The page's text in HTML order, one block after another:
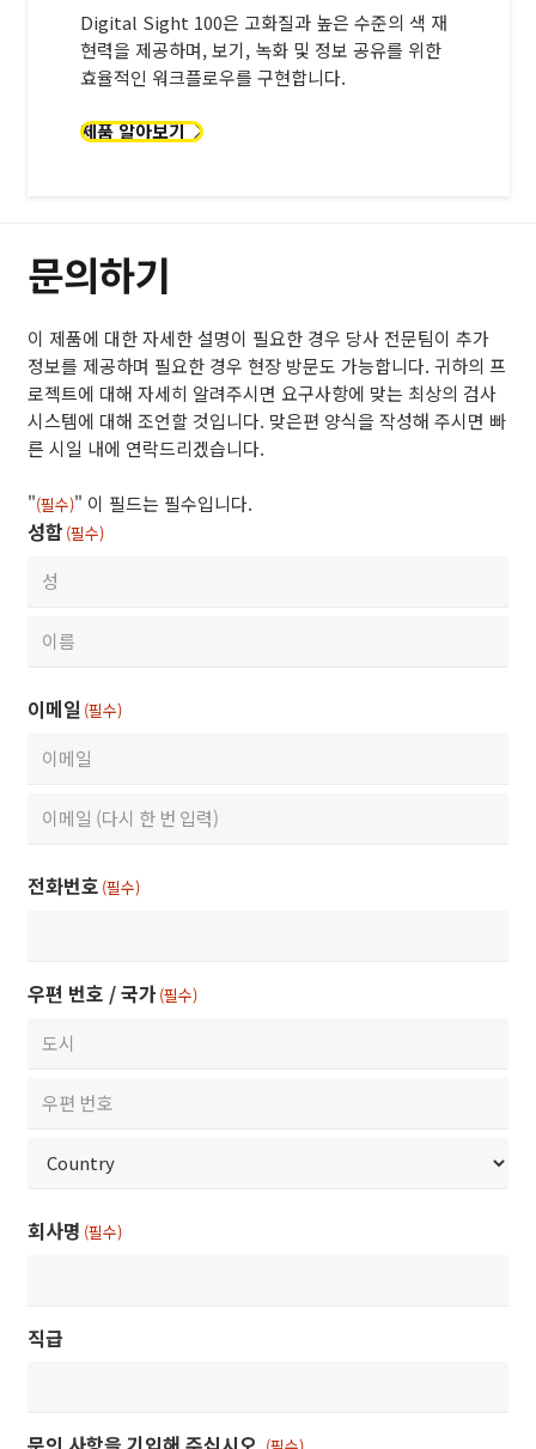
Digital Sight 100은 고화질과 높은 수준의 색 재
현력을 제공하며, 보기, 녹화 및 정보 공유를 위한
효율적인 워크플로우를 구현합니다.
제품 알아보기
문의하기
이 제품에 대한 자세한 설명이 필요한 경우 당사 전문팀이 추가
정보를 제공하며 필요한 경우 현장 방문도 가능합니다. 귀하의 프
로젝트에 대해 자세히 알려주시면 요구사항에 맞는 최상의 검사
시스템에 대해 조언할 것입니다. 맞은편 양식을 작성해 주시면 빠
른 시일 내에 연락드리겠습니다.
"(필수)" 이 필드는 필수입니다.
성함 (필수)
이메일 (필수)
Email
Email
전화번호 (필수)
우편 번호 / 국가 (필수)
Code
회사명 (필수)
직급